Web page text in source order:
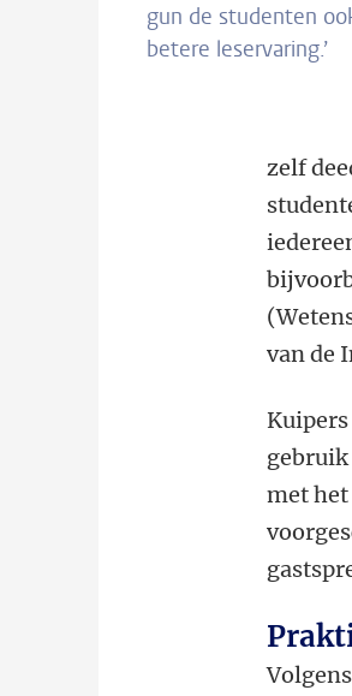
gun de studenten
betere leservaring.’
zelf
van de
met